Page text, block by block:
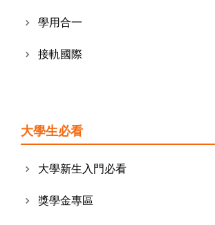
學用合一
接軌國際
大學生必看
大學新生入門必看
獎學金專區